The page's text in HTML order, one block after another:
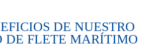
DE NUESTRO
DE FLETE MARÍTIMO